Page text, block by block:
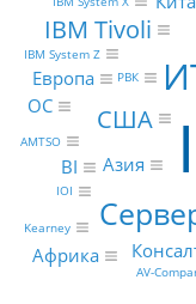
IBM Tivoli
США
Европа
Азия
Африка
BI
ОС
IBM System Z
AMTSO
AV-
IOI
Kearney
РВК